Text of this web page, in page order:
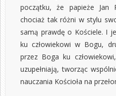
początku, że papieże Jan
chociaż tak różni w stylu
samą prawdę o Kościele. I
ku człowiekowi w Bogu,
przez Boga ku
uzupełniają, tworząc
nauczania Kościoła na